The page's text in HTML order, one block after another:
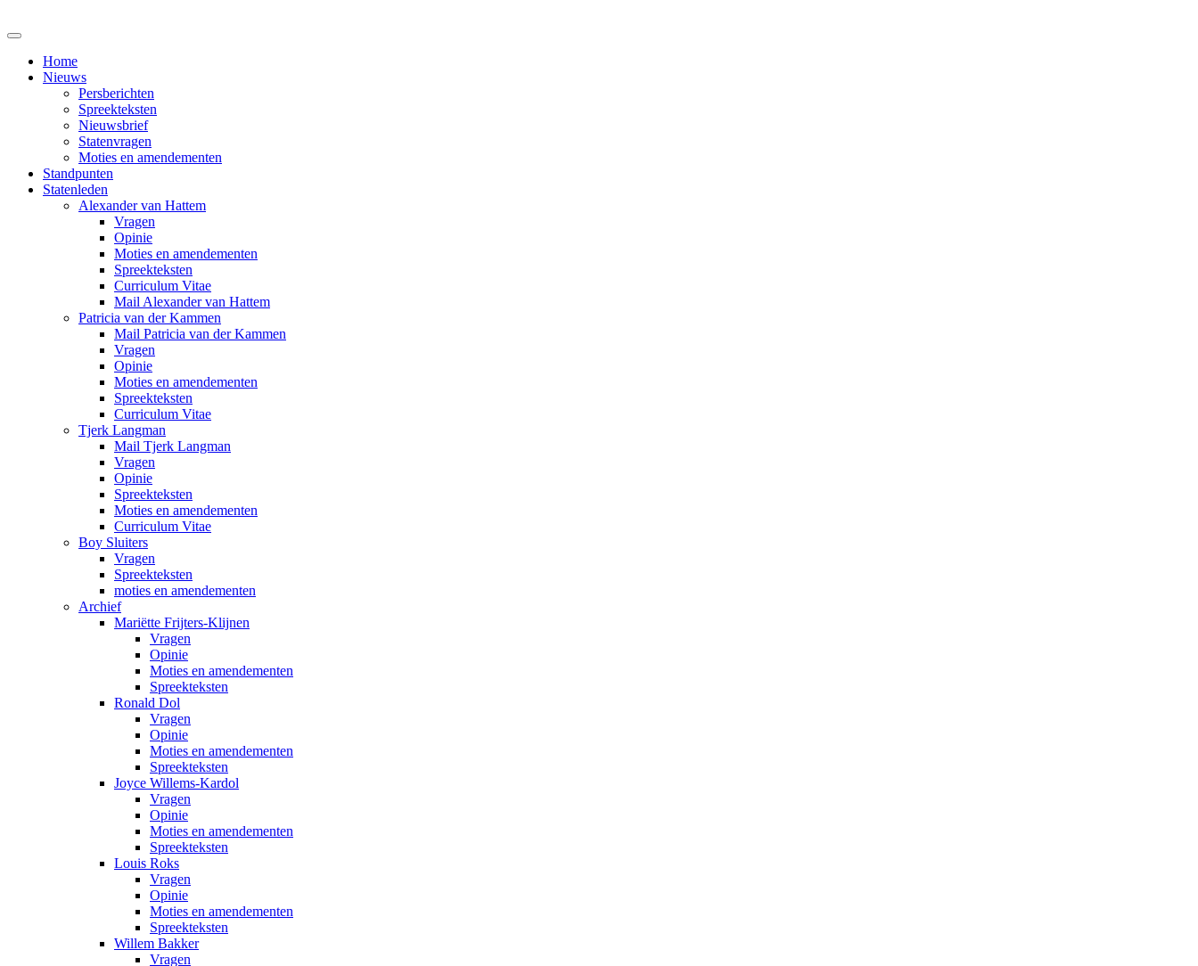
Home
Nieuws
Persberichten
Spreekteksten
Nieuwsbrief
Statenvragen
Moties en amendementen
Standpunten
Statenleden
Alexander van Hattem
Vragen
Opinie
Moties en amendementen
Spreekteksten
Curriculum Vitae
Mail Alexander van Hattem
Patricia van der Kammen
Mail Patricia van der Kammen
Vragen
Opinie
Moties en amendementen
Spreekteksten
Curriculum Vitae
Tjerk Langman
Mail Tjerk Langman
Vragen
Opinie
Spreekteksten
Moties en amendementen
Curriculum Vitae
Boy Sluiters
Vragen
Spreekteksten
moties en amendementen
Archief
Mariëtte Frijters-Klijnen
Vragen
Opinie
Moties en amendementen
Spreekteksten
Ronald Dol
Vragen
Opinie
Moties en amendementen
Spreekteksten
Joyce Willems-Kardol
Vragen
Opinie
Moties en amendementen
Spreekteksten
Louis Roks
Vragen
Opinie
Moties en amendementen
Spreekteksten
Willem Bakker
Vragen